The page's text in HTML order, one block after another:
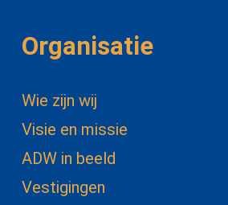
Organisatie
Wie zijn wij
Visie en missie
ADW in beeld
Vestigingen